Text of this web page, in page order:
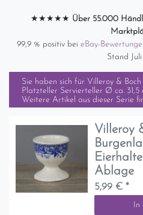
★★★★★ Über 55.000
99,9 % positiv bei eBay-
Stand
Sie haben sich für Villeroy &
Platzteller Servierteller Ø ca. 31,5
Weitere Artikel aus dieser Serie
Villeroy
Ablage
5,99 € *